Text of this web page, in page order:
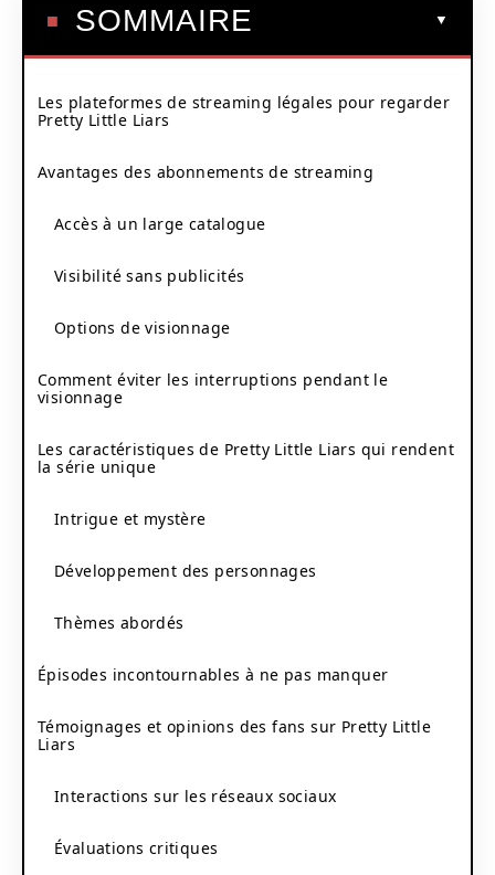
SOMMAIRE
Les plateformes de streaming légales pour regarder
Pretty Little Liars
Avantages des abonnements de streaming
Accès à un large catalogue
Visibilité sans publicités
Options de visionnage
Comment éviter les interruptions pendant le
visionnage
Les caractéristiques de Pretty Little Liars qui rendent
la série unique
Intrigue et mystère
Développement des personnages
Thèmes abordés
Épisodes incontournables à ne pas manquer
Témoignages et opinions des fans sur Pretty Little
Liars
Interactions sur les réseaux sociaux
Évaluations critiques